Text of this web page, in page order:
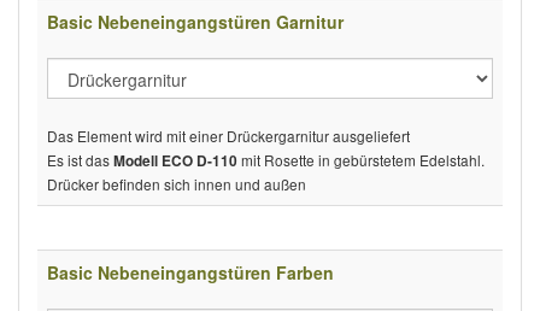
Basic Nebeneingangstüren Garnitur
Das Element wird mit einer Drückergarnitur ausgeliefert
Es ist dasModell ECO D-110mit Rosette in gebürstetem Edelstahl.
Drücker befinden sich innen und außen
Basic Nebeneingangstüren Farben